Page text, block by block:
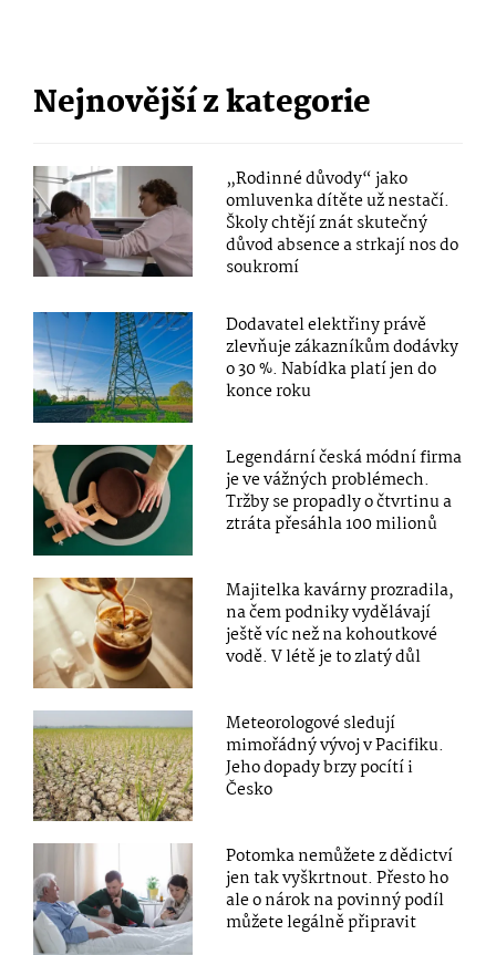
Nejnovější z kategorie
„Rodinné důvody“ jako
omluvenka dítěte už nestačí.
Školy chtějí znát skutečný
důvod absence a strkají nos do
soukromí
Dodavatel elektřiny právě
zlevňuje zákazníkům dodávky
o 30 %. Nabídka platí jen do
konce roku
Legendární česká módní firma
je ve vážných problémech.
Tržby se propadly o čtvrtinu a
ztráta přesáhla 100 milionů
Majitelka kavárny prozradila,
na čem podniky vydělávají
ještě víc než na kohoutkové
vodě. V létě je to zlatý důl
Meteorologové sledují
mimořádný vývoj v Pacifiku.
Jeho dopady brzy pocítí i
Česko
Potomka nemůžete z dědictví
jen tak vyškrtnout. Přesto ho
ale o nárok na povinný podíl
můžete legálně připravit